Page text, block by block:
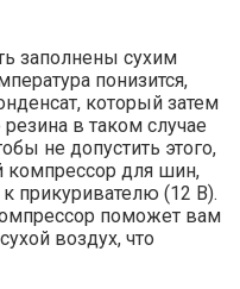
заполнены сухим
понизится,
который затем
в таком случае
не допустить этого,
компрессор для шин,
прикуривателю (12 В).
поможет вам
воздух, что